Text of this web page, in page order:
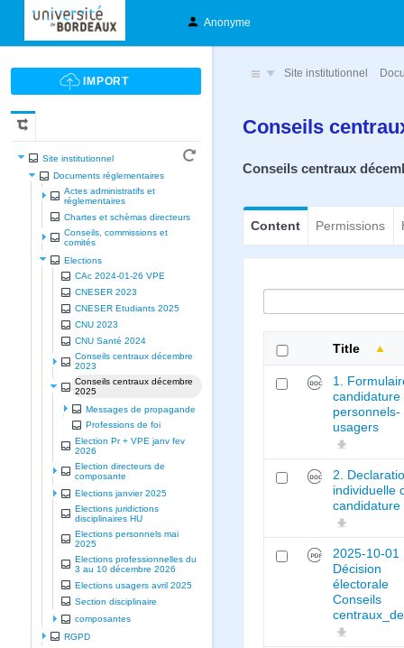
Anonyme
Site institutionnel
Documents réglementaires
Actes administratifs et
réglementaires
Chartes et schèmas directeurs
Conseils, commissions et
comités
Elections
CAc 2024-01-26 VPE
CNESER 2023
CNESER Etudiants 2025
CNU 2023
CNU Santé 2024
Conseils centraux décembre
2023
Conseils centraux décembre
2025
Messages de propagande
Professions de foi
Election Pr + VPE janv fev
2026
Election directeurs de
composante
Elections janvier 2025
Elections juridictions
disciplinaires HU
Elections personnels mai
2025
Elections professionnelles du
3 au 10 décembre 2026
Elections usagers avril 2025
Section disciplinaire
composantes
RGPD
Site institutionnel
Conseils
Conseils centraux
Content Permissions
Title
1.
candidature
personnels-
usagers
2.
individuelle
candidature
2025-10-01
Décision
électorale
Conseils